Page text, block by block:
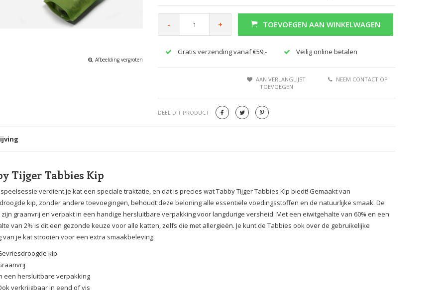
Afbeelding vergroten
- + TOEVOEGEN AAN WINKELWAGEN
Gratis verzending vanaf €59,- Veilig online betalen
AAN VERLANGLIJST
TOEVOEGEN
NEEM CONTACT OP
DEEL DIT PRODUCT
Tijger Tabbies Kip
verdient je kat een speciale traktatie, en dat is precies wat Tabby Tijger Tabbies Kip biedt! Gemaakt van
kip, zonder andere toevoegingen, behoudt deze beloning alle essentiële voedingsstoffen en de natuurlijke smaak. De
graanvrij en verpakt in een handige hersluitbare verpakking voor langdurige versheid. Met een eiwitgehalte van 60% en een
van 2% is dit een gezonde keuze voor alle katten, zelfs die met allergieën. Je kunt de Tabbies ook over de gebruikelijke
van je kat strooien voor een extra smaakbeleving.
kip
een hersluitbare verpakking
verkrijgbaar in eend of vis